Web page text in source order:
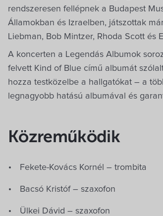
rendszeresen fellépnek a Budapest
Államokban és Izraelben, játszottak
Liebman, Bob Mintzer, Rhoda Scott és
A koncerten a Legendás Albumok
felvett Kind of Blue című albumát
hozza testközelbe a hallgatókat – a
legnagyobb hatású albumával és
Közreműködik
Fekete-Kovács Kornél – trombita
Bacsó Kristóf – szaxofon
Ülkei Dávid – szaxofon